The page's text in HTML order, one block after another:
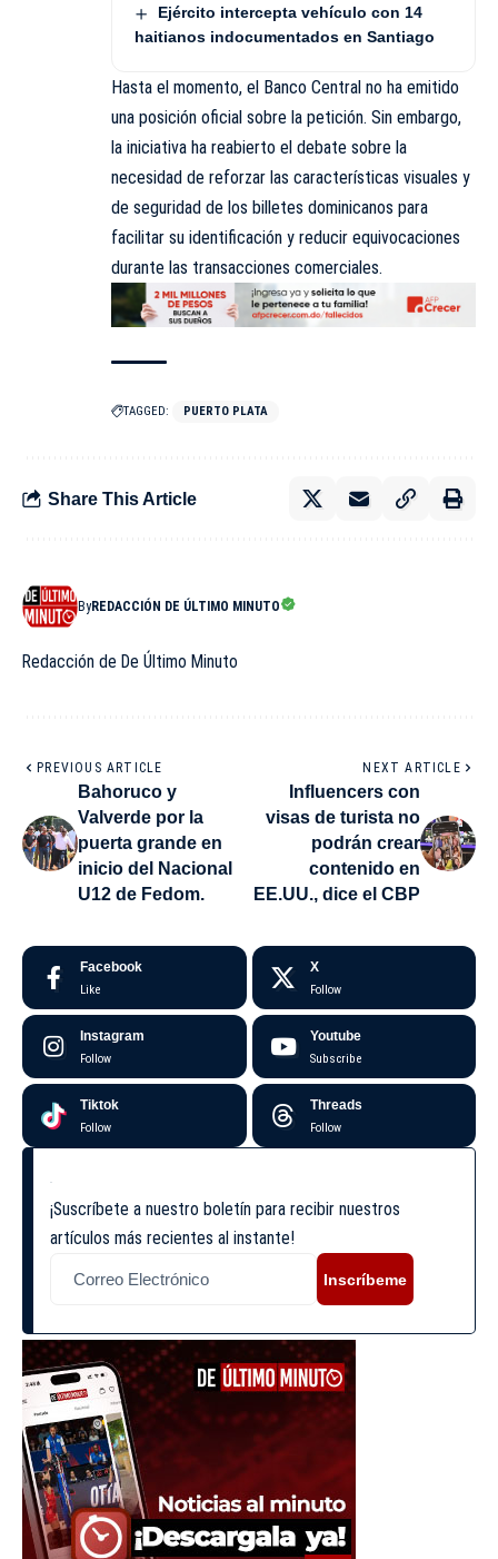
Ejército intercepta vehículo con 14
haitianos indocumentados en Santiago
Hasta el momento, el Banco Central no ha emitido
una posición oficial sobre la petición. Sin embargo,
la iniciativa ha reabierto el debate sobre la
necesidad de reforzar las características visuales y
de seguridad de los billetes dominicanos para
facilitar su identificación y reducir equivocaciones
durante las transacciones comerciales.
TAGGED: PUERTO PLATA
Share This Article
ByREDACCIÓN DE ÚLTIMO MINUTO
Redacción de De Último Minuto
PREVIOUS ARTICLE
Bahoruco y
Valverde por la
puerta grande en
inicio del Nacional
U12 de Fedom.
NEXT ARTICLE
Influencers con
visas de turista no
podrán crear
contenido en
EE.UU., dice el CBP
Facebook
Like
X
Follow
Instagram
Follow
Youtube
Subscribe
Tiktok
Follow
Threads
Follow
¡Suscríbete a nuestro boletín para recibir nuestros
artículos más recientes al instante!
Inscríbeme